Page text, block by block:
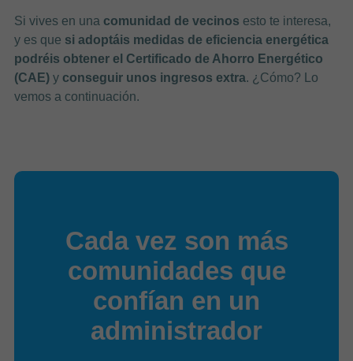
Si vives en una comunidad de vecinos esto te interesa,
y es que si adoptáis medidas de eficiencia energética
podréis obtener el Certificado de Ahorro Energético
(CAE) y conseguir unos ingresos extra. ¿Cómo? Lo
vemos a continuación.
Cada vez son más
comunidades que
confían en un
administrador